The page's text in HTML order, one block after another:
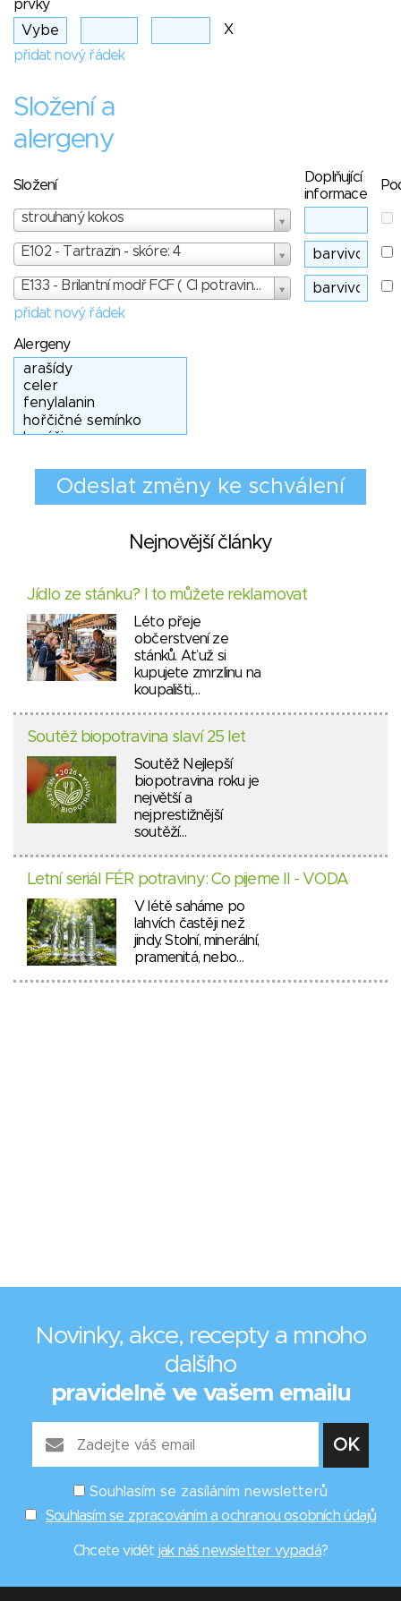
prvky
X
přidat nový řádek
Složení a
alergeny
Složení
Doplňující
informace
strouhaný kokos
E102 - Tartrazin - skóre: 4
E133 - Brilantní modř FCF ( Cl potravinářská modř 2 ) - skóre: 5
přidat nový řádek
Alergeny
Nejnovější články
Jídlo ze stánku? I to můžete reklamovat
Léto přeje
občerstvení ze
stánků. Ať už si
kupujete zmrzlinu na
koupališti,…
Soutěž biopotravina slaví 25 let
Soutěž Nejlepší
biopotravina roku je
největší a
nejprestižnější
soutěží…
Letní seriál FÉR potraviny: Co pijeme II - VODA
V létě saháme po
lahvích častěji než
jindy. Stolní, minerální,
pramenitá, nebo…
Novinky, akce, recepty a mnoho
dalšího
pravidelně ve vašem emailu
Souhlasím se zasíláním newsletterů
Souhlasím se zpracováním a ochranou osobních údajů
Chcete vidět jak náš newsletter vypadá?